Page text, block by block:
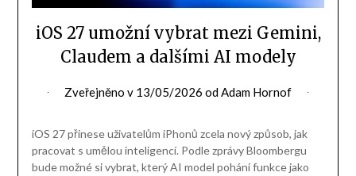
iOS 27 umožní vybrat mezi Gemini,
Claudem a dalšími AI modely
Zveřejněno v 13/05/2026 odAdam Hornof
iOS 27 přinese uživatelům iPhonů zcela nový způsob, jak
pracovat s umělou inteligencí. Podle zprávy Bloombergu
bude možné si vybrat, který AI model pohání funkce jako